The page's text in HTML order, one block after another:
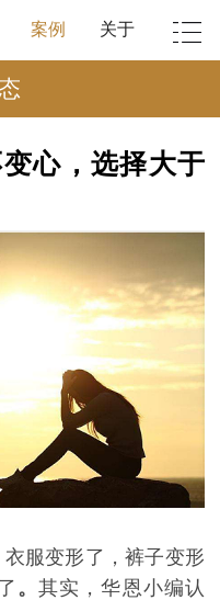
案例 关于
心，选择大于
服变形了，裤子变形
。其实，华恩小编认